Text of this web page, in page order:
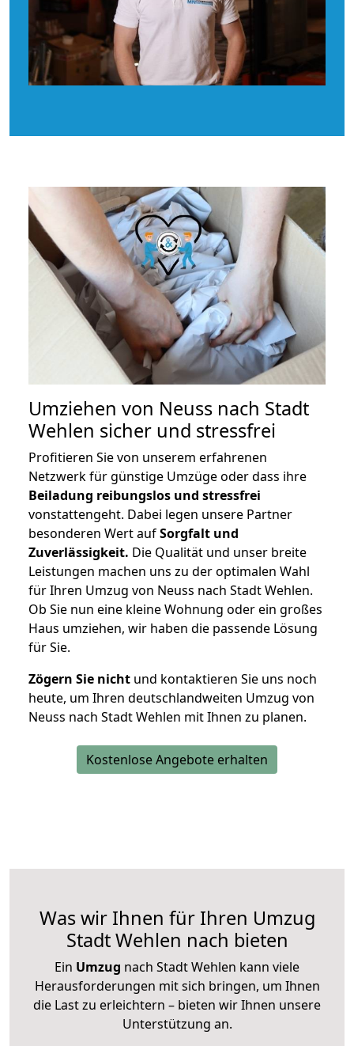
Umziehen von Neuss nach Stadt
Wehlen sicher und stressfrei
Profitieren Sie von unserem erfahrenen
Netzwerk für günstige Umzüge oder dass ihre
Beiladung reibungslos und stressfrei
vonstattengeht. Dabei legen unsere Partner
besonderen Wert aufSorgfalt und
Zuverlässigkeit. Die Qualität und unser breite
Leistungen machen uns zu der optimalen Wahl
für Ihren Umzug von Neuss nach Stadt Wehlen.
Ob Sie nun eine kleine Wohnung oder ein großes
Haus umziehen, wir haben die passende Lösung
für Sie.
Zögern Sie nicht und kontaktieren Sie uns noch
heute, um Ihren deutschlandweiten Umzug von
Neuss nach Stadt Wehlen mit Ihnen zu planen.
Kostenlose Angebote erhalten
Was wir Ihnen für Ihren Umzug
Stadt Wehlen nach bieten
Ein Umzug nach Stadt Wehlen kann viele
Herausforderungen mit sich bringen, um Ihnen
die Last zu erleichtern – bieten wir Ihnen unsere
Unterstützung an.